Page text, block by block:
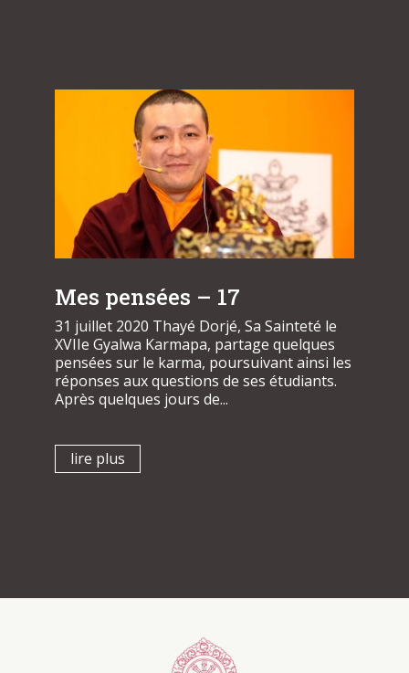
Mes pensées – 17
31 juillet 2020 Thayé Dorjé, Sa Sainteté le
XVIIe Gyalwa Karmapa, partage quelques
pensées sur le karma, poursuivant ainsi les
réponses aux questions de ses étudiants.
Après quelques jours de...
lire plus